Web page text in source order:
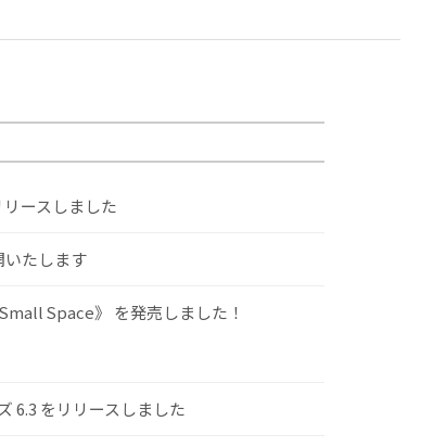
ースしました
いたします
Space》 を発売しました！
6.3 をリリースしました